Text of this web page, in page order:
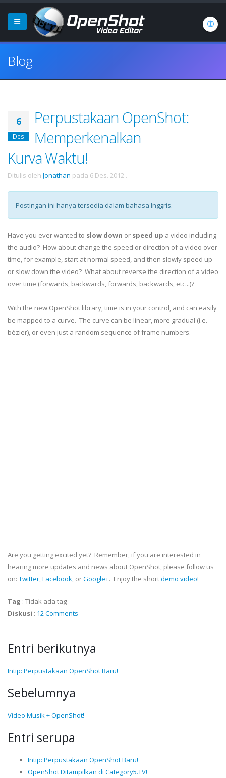
Blog
6
Des
Perpustakaan OpenShot:
Memperkenalkan
Kurva Waktu!
Ditulis oleh Jonathan pada 6 Des. 2012 .
Postingan ini hanya tersedia dalam bahasa Inggris.
Have you ever wanted to slow down or speed up a video including
the audio? How about change the speed or direction of a video over
time, for example, start at normal speed, and then slowly speed up
or slow down the video? What about reverse the direction of a video
over time (forwards, backwards, forwards, backwards, etc...)?
With the new OpenShot library, time is in your control, and can easily
be mapped to a curve. The curve can be linear, more gradual (i.e.
bézier), or even just a random sequence of frame numbers.
Are you getting excited yet? Remember, if you are interested in
hearing more updates and news about OpenShot, please follow us
on: Twitter,Facebook, orGoogle+. Enjoy the shortdemo video!
Tag : Tidak ada tag
Diskusi : 12 Comments
Entri berikutnya
Intip: Perpustakaan OpenShot Baru!
Sebelumnya
Video Musik + OpenShot!
Entri serupa
Intip: Perpustakaan OpenShot Baru!
OpenShot Ditampilkan di Category5.TV!